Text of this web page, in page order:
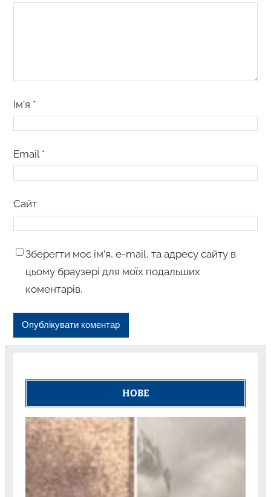
Ім’я *
Email *
Сайт
Зберегти моє ім’я, e-mail, та адресу сайту в
цьому браузері для моїх подальших
коментарів.
НОВЕ